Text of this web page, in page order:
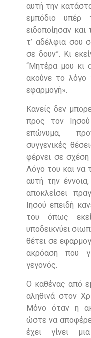
αυτή την
εμπόδιο υπέρ
ειδοποίησαν
τ’ αδέλφια σου
σε δουν”. Κι
“Μητέρα μου κι
ακούνε το λόγο
εφαρμογή».
Κανείς δεν
προς τον
επώνυμα,
συγγενικές
φέρνει σε σχέση
Λόγο του και να
αυτή την
αποκλείσει
Ιησού επειδή
του όπως
υποδεικνύει
θέτει σε
ακρόαση που
γεγονός.
Ο καθένας από
αληθινά στον
Μόνο όταν η
ώστε να
έχει γίνει